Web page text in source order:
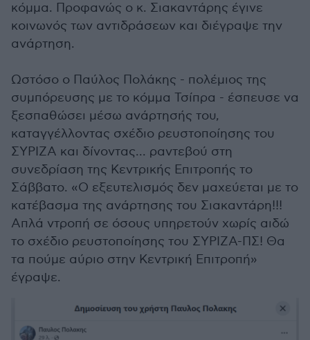
κόμμα. Προφανώς ο κ. Σιακαντάρης έγινε
κοινωνός των αντιδράσεων και διέγραψε την
ανάρτηση.
Ωστόσο ο Παύλος Πολάκης - πολέμιος της
συμπόρευσης με το κόμμα Τσίπρα - έσπευσε να
ξεσπαθώσει μέσω ανάρτησής του,
καταγγέλλοντας σχέδιο ρευστοποίησης του
ΣΥΡΙΖΑ και δίνοντας... ραντεβού στη
συνεδρίαση της Κεντρικής Επιτροπής το
Σάββατο. «Ο εξευτελισμός δεν μαχεύεται με το
κατέβασμα της ανάρτησης του Σιακαντάρη!!!
Απλά ντροπή σε όσους υπηρετούν χωρίς αιδώ
το σχέδιο ρευστοποίησης του ΣΥΡΙΖΑ-ΠΣ! Θα
τα πούμε αύριο στην Κεντρική Επιτροπή»
έγραψε.